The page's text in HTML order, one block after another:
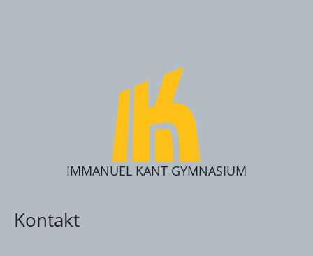
IMMANUEL KANT GYMNASIUM
Kontakt